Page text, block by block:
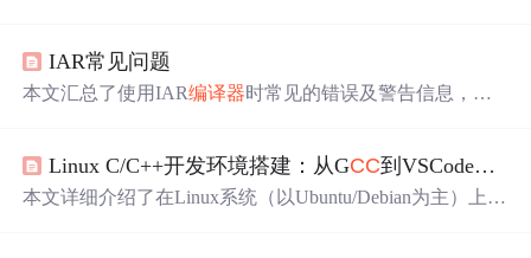
td=c++17、-g等）在诊断、优化与标准兼容中的作用；阐
述Makefile与CMake构建管理、头文件/库路径控制、性能
IAR常见问题
本文汇总了使用IAR编译器时常见的错误及警告信息，并
Linux C/C++开发环境搭建：从GCC到VSCode的完整指南
本文详细介绍了在Linux系统（以Ubuntu/Debian为主）上搭